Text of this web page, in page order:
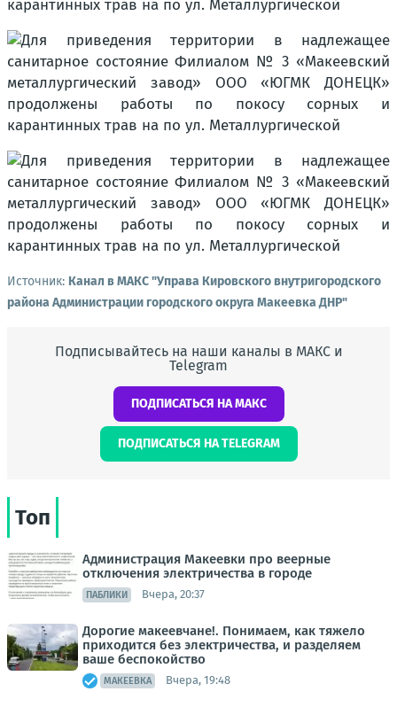
Источник: Канал в МАКС "Управа Кировского внутригородского
района Администрации городского округа Макеевка ДНР"
Подписывайтесь на наши каналы в МАКС и
Telegram
ПОДПИСАТЬСЯ НА МАКС
ПОДПИСАТЬСЯ НА TELEGRAM
Топ
Администрация Макеевки про веерные
отключения электричества в городе
ПАБЛИКИ Вчера, 20:37
Дорогие макеевчане!. Понимаем, как тяжело
приходится без электричества, и разделяем
ваше беспокойство
МАКЕЕВКА Вчера, 19:48